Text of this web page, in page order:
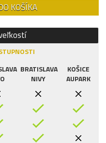
KOŠÍKA
BRATISLAVA
NIVY
KOŠICE
AUPARK